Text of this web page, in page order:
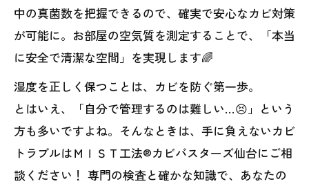
中の真菌数を把握できるので、確実で安心なカビ対策
が可能に。お部屋の空気質を測定することで、「本当
に安全で清潔な空間」を実現します🌈
湿度を正しく保つことは、カビを防ぐ第一歩。
とはいえ、「自分で管理するのは難しい…😣」という
方も多いですよね。そんなときは、手に負えないカビ
トラブルはＭＩＳＴ工法®カビバスターズ仙台にご相
談ください！ 専門の検査と確かな知識で、あなたの